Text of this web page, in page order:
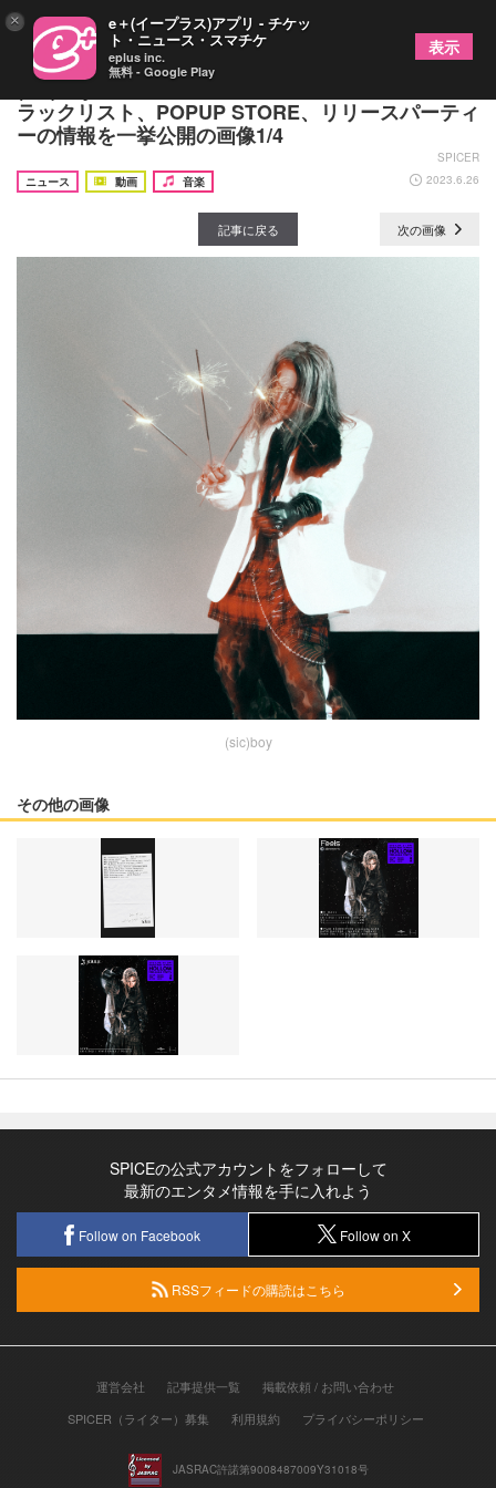
(sic)boy メジャー1stアルバム『HOLLOW』のト
ラックリスト、POPUP STORE、リリースパーティ
ーの情報を一挙公開の画像1/4
SPICER
ニュース
動画 音楽 2023.6.26
記事に戻る 次の画像
(sic)boy
その他の画像
SPICEの公式アカウントをフォローして
最新のエンタメ情報を手に入れよう
Follow on Facebook Follow on X
RSSフィードの購読はこちら
運営会社 記事提供一覧
掲載依頼 / お問い合わせ
SPICER（ライター）募集
利用規約 プライバシーポリシー
JASRAC許諾第9008487009Y31018号
× e＋(イープラス)アプリ - チケッ
ト・ニュース・スマチケ
eplus inc.
無料 - Google Play
表示